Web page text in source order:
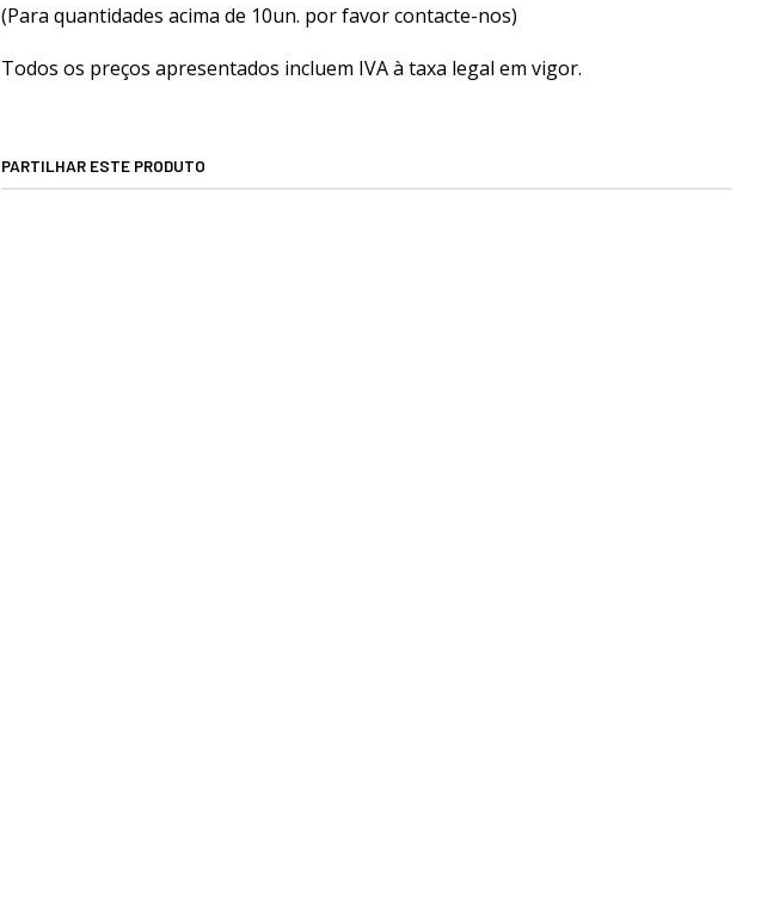
(Para quantidades acima de 10un. por favor contacte-nos)
Todos os preços apresentados incluem IVA à taxa legal em vigor.
PARTILHAR ESTE PRODUTO